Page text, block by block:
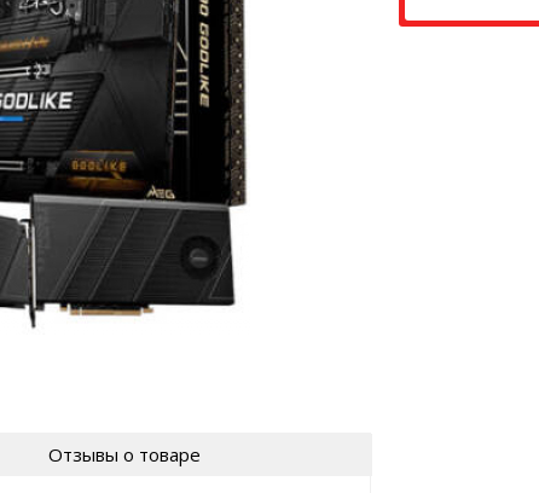
Отзывы о товаре